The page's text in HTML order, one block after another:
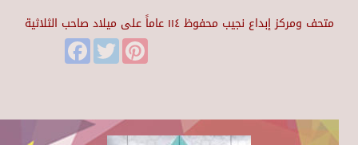
متحف ومركز إبداع نجيب محفوظ ١١٤ عاماً على ميلاد صاحب الثلاثية
FacebookTwitter